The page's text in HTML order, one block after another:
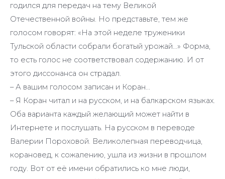
годился для передач на тему Великой
Отечественной войны. Но представьте, тем же
голосом говорят: «На этой неделе труженики
Тульской области собрали богатый урожай…» Форма,
то есть голос не соответствовал содержанию. И от
этого диссонанса он страдал.
– А вашим голосом записан и Коран…
– Я Коран читал и на русском, и на балкарском языках.
Оба варианта каждый желающий может найти в
Интернете и послушать. На русском в переводе
Валерии Пороховой. Великолепная переводчица,
корановед, к сожалению, ушла из жизни в прошлом
году. Вот от её имени обратились ко мне люди,